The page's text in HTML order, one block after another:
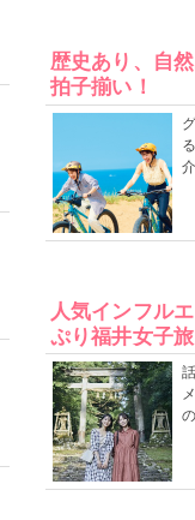
歴史あり、自
拍子揃い！
人気インフル
ぷり福井女子旅